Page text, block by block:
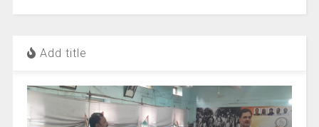
Add title